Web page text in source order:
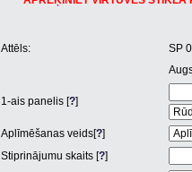
Attēls:
SP
1-ais panelis [?]
Aplīmēšanas veids[?]
Stiprinājumu skaits [?]